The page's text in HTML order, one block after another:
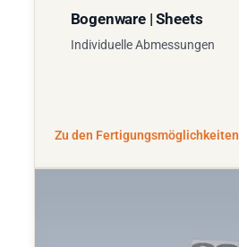
Bogenware | Sheets
Individuelle Abmessungen
Zu den Fertigungsmöglichkeiten